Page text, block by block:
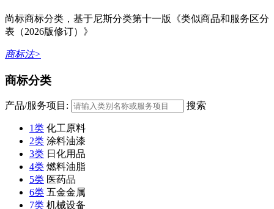
尚标商标分类，基于尼斯分类第十一版《类似商品和服务区分
表（2026版修订）》
商标法>
商标分类
产品/服务项目: 搜索
1类 化工原料
2类 涂料油漆
3类 日化用品
4类 燃料油脂
5类 医药品
6类 五金金属
7类 机械设备